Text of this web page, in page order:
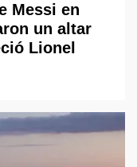
Messi en
un altar
Lionel